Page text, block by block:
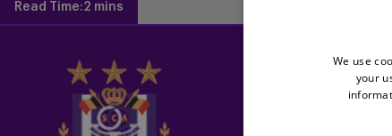
Read Time:2 mins
We use
your